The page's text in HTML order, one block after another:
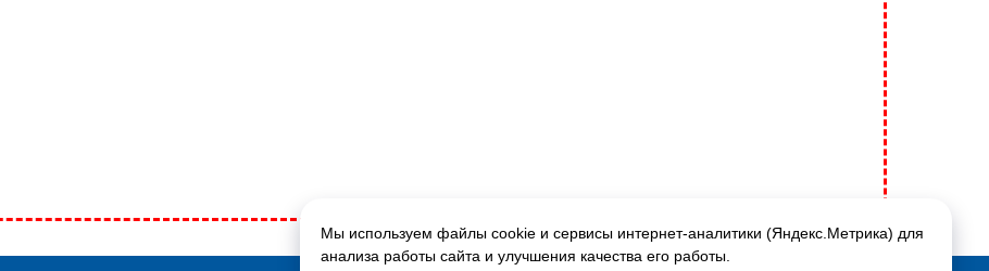
Мы используем файлы cookie и сервисы интернет-аналитики (Яндекс.Метрика) для
анализа работы сайта и улучшения качества его работы.
ГЛАВНАЯ СТРАНИЦА